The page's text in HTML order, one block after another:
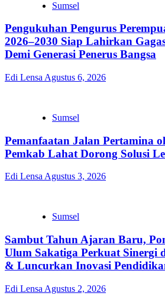
Sumsel
Pengukuhan Pengurus
2026–2030 Siap Lahirkan
Demi Generasi Penerus Bangsa
Edi Lensa Agustus 6, 2026
Sumsel
Pemanfaatan Jalan Pertamina
Pemkab Lahat Dorong Solusi
Edi Lensa Agustus 3, 2026
Sumsel
Sambut Tahun Ajaran Baru,
Ulum Sakatiga Perkuat Sinergi
& Luncurkan Inovasi
Edi Lensa Agustus 2, 2026